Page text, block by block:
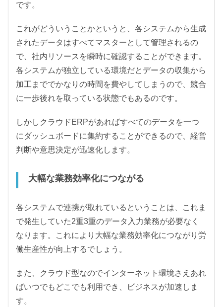
です。
これがどういうことかというと、各システムから生成
されたデータはすべてマスターとして管理されるの
で、社内リソースを瞬時に確認することができます。
各システムが独立している環境だとデータの収集から
加工まででかなりの時間を費やしてしまうので、競合
に一歩後れを取っている状態でもあるのです。
しかしクラウドERPがあればすべてのデータを一つ
にダッシュボードに集約することができるので、経営
判断や意思決定が迅速化します。
大幅な業務効率化につながる
各システムで連携が取れているということは、これま
で発生していた2重3重のデータ入力業務が必要なく
なります。これにより大幅な業務効率化につながり労
働生産性が向上するでしょう。
また、クラウド型なのでインターネット環境さえあれ
ばいつでもどこでも利用でき、ビジネスが加速しま
す。